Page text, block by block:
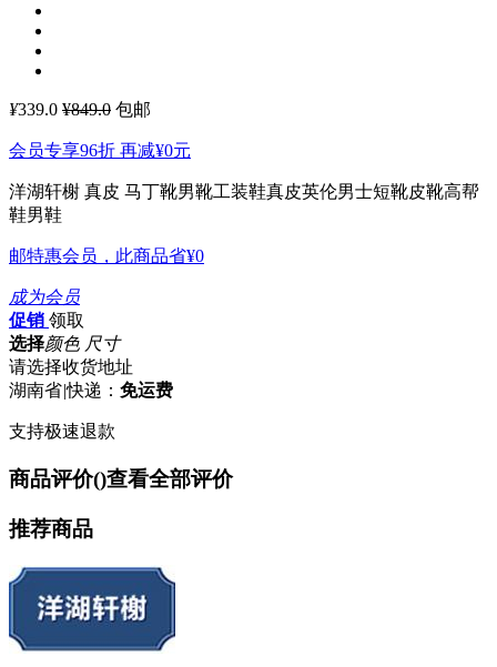
¥339.0 ¥849.0 包邮
会员专享96折 再减¥0元
洋湖轩榭 真皮 马丁靴男靴工装鞋真皮英伦男士短靴皮靴高帮
鞋男鞋
邮特惠会员，此商品省¥0
成为会员
促销 领取
选择颜色 尺寸
请选择收货地址
湖南省|快递： 免运费
支持极速退款
商品评价()查看全部评价
推荐商品